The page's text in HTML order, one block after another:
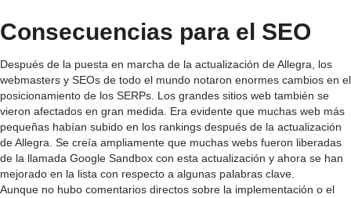
Consecuencias para el SEO
Después de la puesta en marcha de la actualización de Allegra, los
webmasters y SEOs de todo el mundo notaron enormes cambios en el
posicionamiento de los SERPs. Los grandes sitios web también se
vieron afectados en gran medida. Era evidente que muchas web más
pequeñas habían subido en los rankings después de la actualización
de Allegra. Se creía ampliamente que muchas webs fueron liberadas
de la llamada Google Sandbox con esta actualización y ahora se han
mejorado en la lista con respecto a algunas palabras clave.
Aunque no hubo comentarios directos sobre la implementación o el